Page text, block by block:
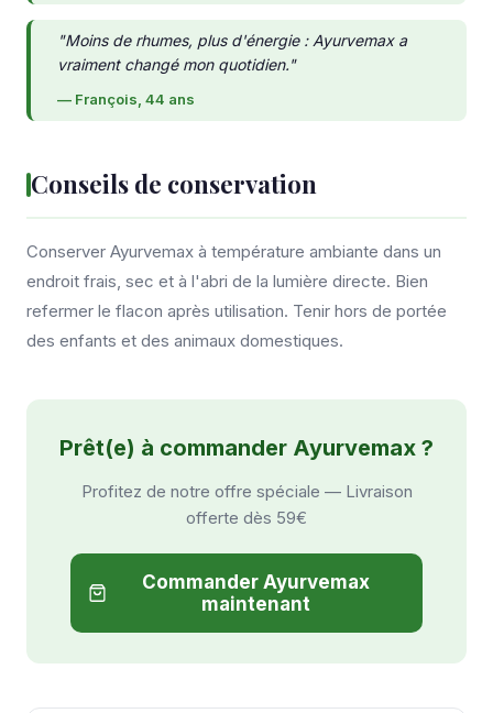
"Moins de rhumes, plus d'énergie : Ayurvemax a
vraiment changé mon quotidien."
— François, 44 ans
Conseils de conservation
Conserver Ayurvemax à température ambiante dans un
endroit frais, sec et à l'abri de la lumière directe. Bien
refermer le flacon après utilisation. Tenir hors de portée
des enfants et des animaux domestiques.
Prêt(e) à commander Ayurvemax ?
Profitez de notre offre spéciale — Livraison
offerte dès 59€
Commander Ayurvemax
maintenant